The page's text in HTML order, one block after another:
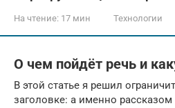
На чтение: 17 мин Технологии
О чем пойдёт речь и
В этой статье я решил
заголовке: а именно